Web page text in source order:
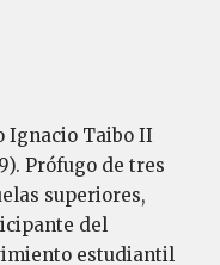
Ignacio Taibo II
Prófugo de tres
superiores,
del
estudiantil